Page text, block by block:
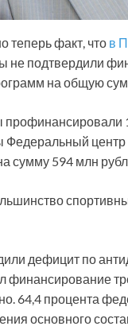
теперь факт, что в
не подтвердили
на общую
профинансировали
центр
сумму 594 млн
дефицит по
64,4 процента
основного